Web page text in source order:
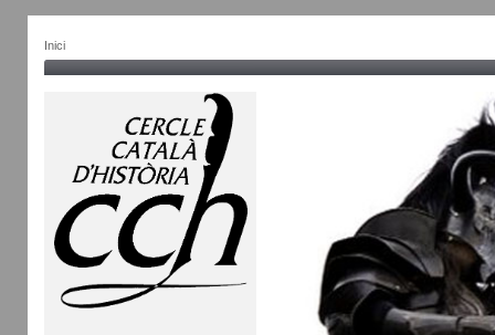
Inici